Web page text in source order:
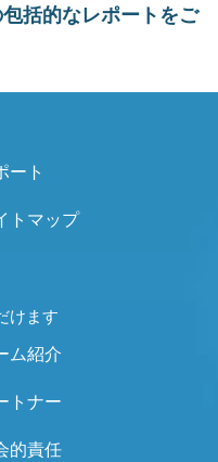
括的なレポートをご
ート
トマップ
けます
ム紹介
トナー
的責任